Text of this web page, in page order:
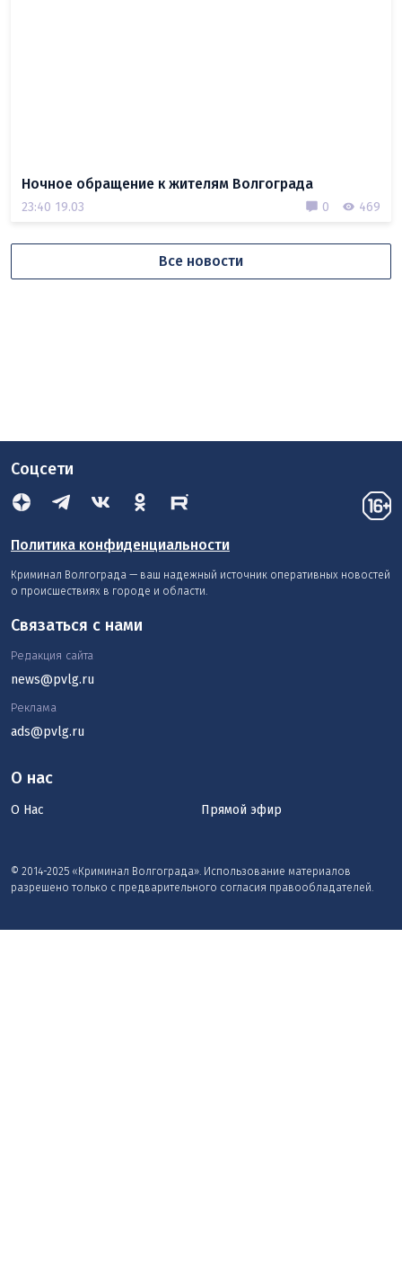
Ночное обращение к жителям Волгограда
23:40 19.03 0 469
Все новости
Соцсети
Политика конфиденциальности
Криминал Волгограда — ваш надежный источник оперативных новостей
о происшествиях в городе и области.
О нас
О Нас Прямой эфир
© 2014-2025 «Криминал Волгограда». Использование материалов
разрешено только с предварительного согласия правообладателей.
Связаться с нами
Редакция сайта
news@pvlg.ru
Реклама
ads@pvlg.ru